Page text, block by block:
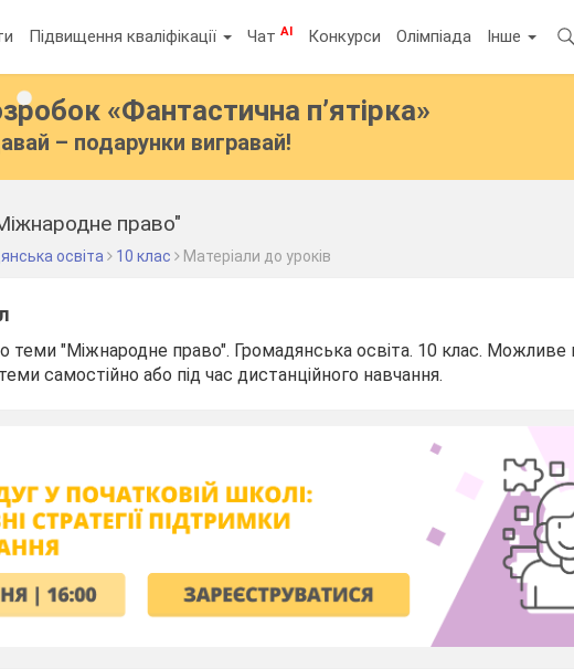
Підвищення кваліфікації ЧатAI Конкурси Олімпіада Інше
«Фантастична п’ятірка»
– подарунки вигравай!
право"
освіта 10 клас Матеріали до уроків
теми "Міжнародне право". Громадянська освіта. 10 клас. Можливе
самостійно або під час дистанційного навчання.